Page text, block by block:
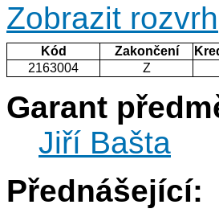
Zobrazit rozvrh
Kód Zakončení
2163004
Z
Garant
Jiří Bašta
Přednášející: